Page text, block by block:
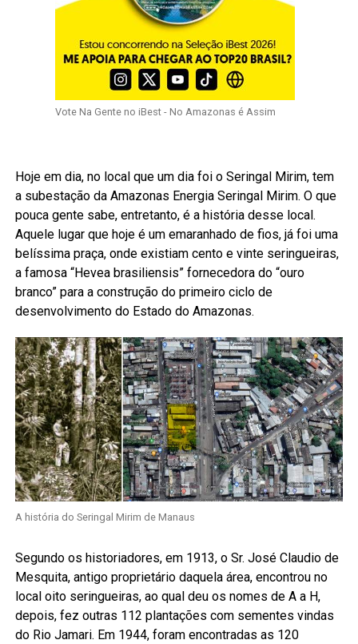
Vote Na Gente no iBest - No Amazonas é Assim
Hoje em dia, no local que um dia foi o Seringal Mirim, tem
a subestação da Amazonas Energia Seringal Mirim. O que
pouca gente sabe, entretanto, é a história desse local.
Aquele lugar que hoje é um emaranhado de fios, já foi uma
belíssima praça, onde existiam cento e vinte seringueiras,
a famosa “Hevea brasiliensis” fornecedora do “ouro
branco” para a construção do primeiro ciclo de
desenvolvimento do Estado do Amazonas.
A história do Seringal Mirim de Manaus
Segundo os historiadores, em 1913, o Sr. José Claudio de
Mesquita, antigo proprietário daquela área, encontrou no
local oito seringueiras, ao qual deu os nomes de A a H,
depois, fez outras 112 plantações com sementes vindas
do Rio Jamari. Em 1944, foram encontradas as 120